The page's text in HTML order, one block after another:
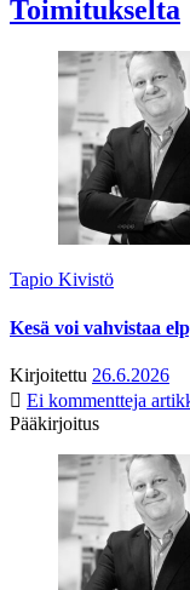
Toimitukselta
Tapio Kivistö
Kesä voi vahvistaa
Kirjoitettu 26.6.2026
Ei kommentteja
Pääkirjoitus